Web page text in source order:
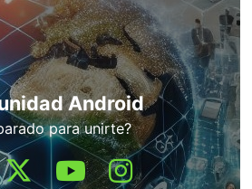
Android
para unirte?